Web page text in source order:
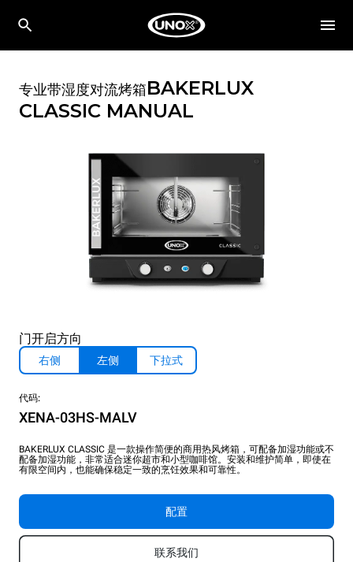
专业带湿度对流烤箱BAKERLUX
CLASSIC MANUAL
门开启方向
右侧 左侧 下拉式
代码:
XENA-03HS-MALV
BAKERLUX CLASSIC 是一款操作简便的商用热风烤箱，可配备加湿功能或不
配备加湿功能，非常适合迷你超市和小型咖啡馆。安装和维护简单，即使在
有限空间内，也能确保稳定一致的烹饪效果和可靠性。
配置
联系我们